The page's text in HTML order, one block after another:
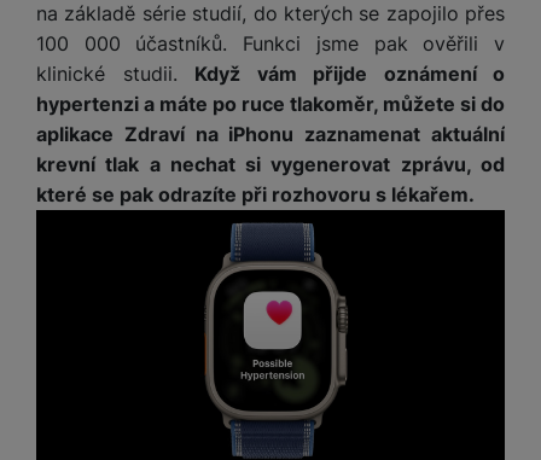
na základě série studií, do kterých se zapojilo přes
100 000 účastníků. Funkci jsme pak ověřili v
klinické studii. Když vám přijde oznámení o
hypertenzi a máte po ruce tlakoměr, můžete si do
aplikace Zdraví na iPhonu zaznamenat aktuální
krevní tlak a nechat si vygenerovat zprávu, od
které se pak odrazíte při rozhovoru s lékařem.